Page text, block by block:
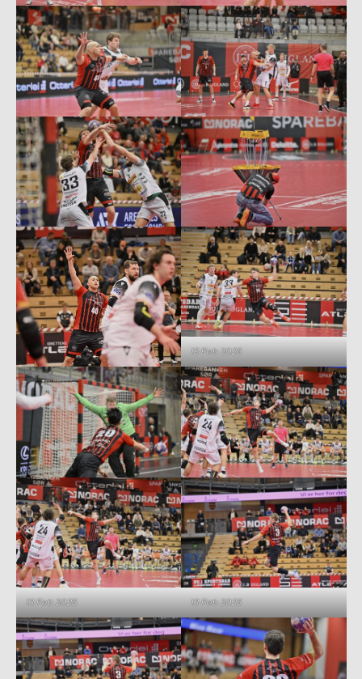
13 Feb 2025
13 Feb 2025 13 Feb 2025